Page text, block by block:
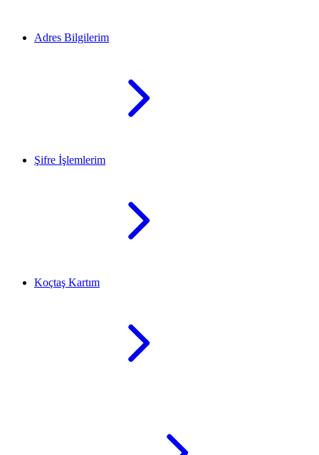
Adres Bilgilerim
Şifre İşlemlerim
Koçtaş Kartım